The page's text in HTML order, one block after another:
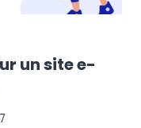
un site e-